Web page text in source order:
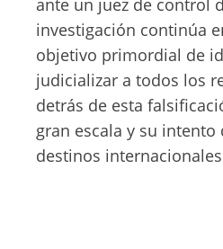
ante un juez de control
investigación continúa
objetivo primordial de
judicializar a todos los
detrás de esta
gran escala y su intento
destinos